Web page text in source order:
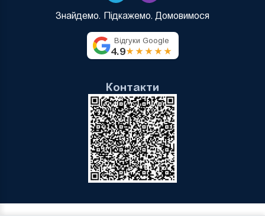
Знайдемо. Підкажемо. Домовимося
Відгуки Google
4.9★★★★★
Контакти